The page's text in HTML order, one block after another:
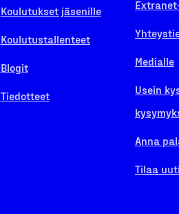
Koulutukset jäsenille
Koulutustallenteet
Blogit
Tiedotteet
Medialle
Usein
Anna
Tilaa